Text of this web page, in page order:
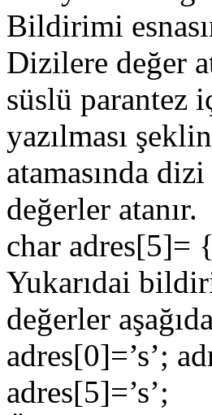
Bildirimi
Dizilere değer
süslü parantez
yazılması
atamasında
değerler atanır.
char adres[5]=
Yukarıdai
değerler
adres[0]=’s’;
adres[5]=’s’;